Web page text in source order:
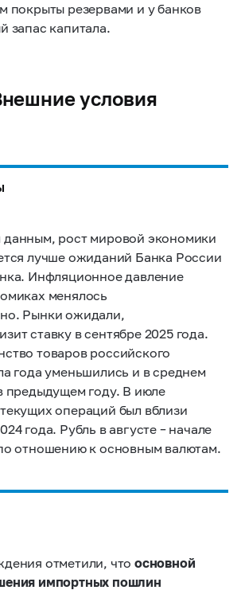
покрыты резервами и у банков
запас капитала.
условия
рост мировой экономики
лучше ожиданий Банка России
Инфляционное давление
менялось
Рынки ожидали,
ставку в сентябре 2025 года.
товаров российского
года уменьшились и в среднем
предыдущем году. В июле
операций был вблизи
года. Рубль в августе – начале
отношению к основным валютам.
отметили, что основной
импортных пошлин